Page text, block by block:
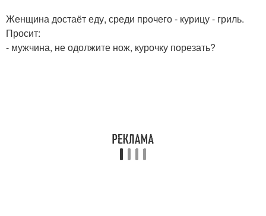
Женщина достаёт еду, среди прочего - курицу - гриль.
Просит:
- мужчина, не одолжите нож, курочку порезать?